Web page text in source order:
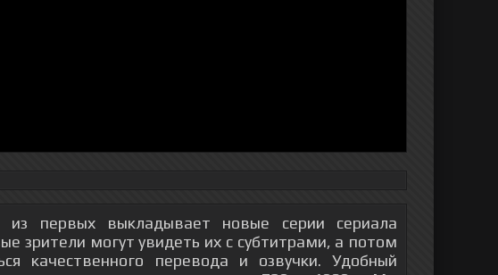
первых выкладывает новые серии сериала
зрители могут увидеть их с субтитрами, а потом
качественного перевода и озвучки. Удобный